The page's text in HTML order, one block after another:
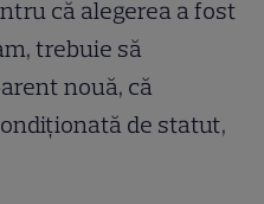
că alegerea a fost
trebuie să
nouă, că
de statut,